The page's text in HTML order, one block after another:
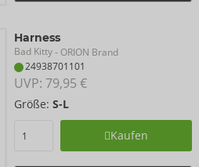
Harness
Bad Kitty- ORION Brand
24938701101
UVP: 79,95 €
Größe: S-L
Kaufen